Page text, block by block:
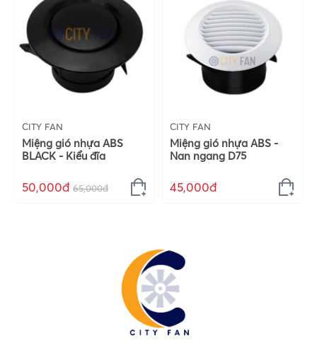
CITY FAN
Miệng gió nhựa ABS
BLACK - Kiểu đĩa
50,000đ 65,000đ
CITY FAN
Miệng gió nhựa ABS -
Nan ngang D75
45,000đ